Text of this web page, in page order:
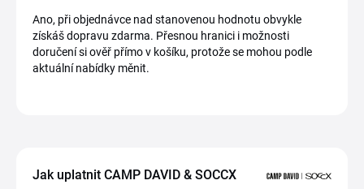
Ano, při objednávce nad stanovenou hodnotu obvykle
získáš dopravu zdarma. Přesnou hranici i možnosti
doručení si ověř přímo v košíku, protože se mohou podle
aktuální nabídky měnit.
Jak uplatnit CAMP DAVID & SOCCX